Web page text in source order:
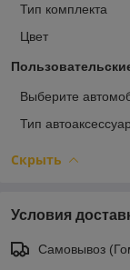
Тип комплекта
Цвет
Выберите
Тип
Скрыть
Условия
Самовывоз